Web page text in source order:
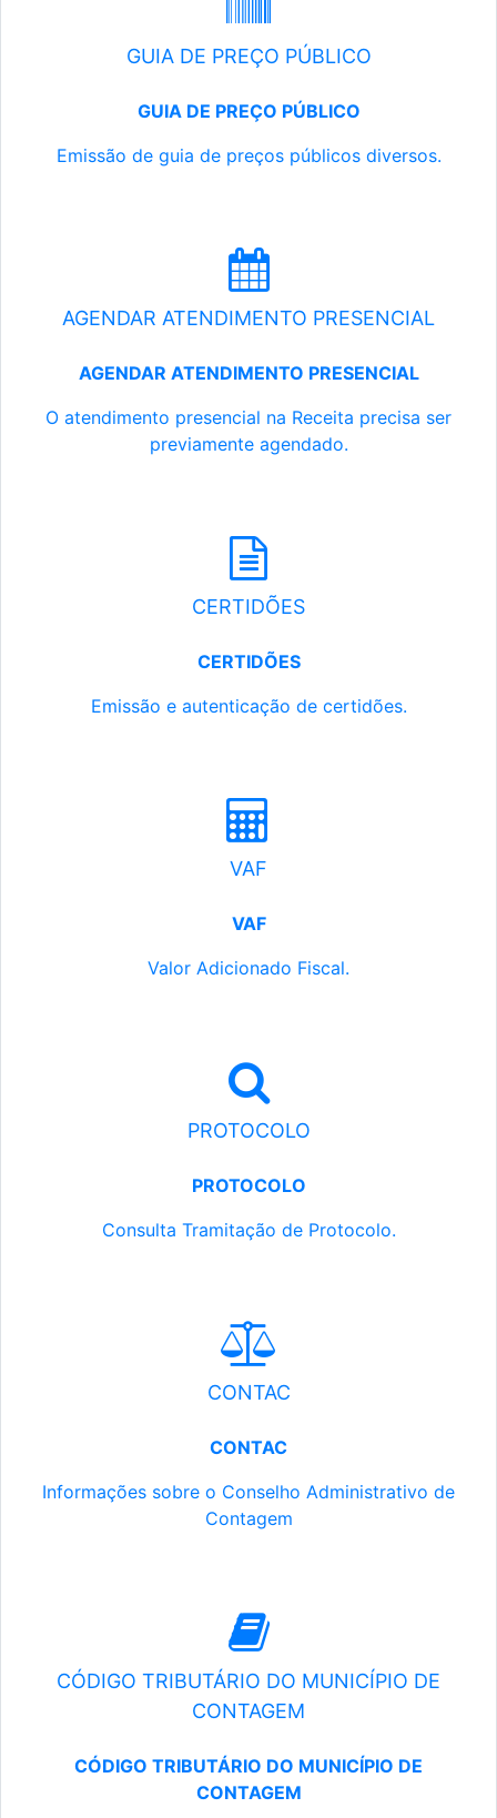
GUIA DE PREÇO PÚBLICO
GUIA DE PREÇO PÚBLICO
Emissão de guia de preços públicos diversos.
AGENDAR ATENDIMENTO PRESENCIAL
AGENDAR ATENDIMENTO PRESENCIAL
O atendimento presencial na Receita precisa ser
previamente agendado.
CERTIDÕES
CERTIDÕES
Emissão e autenticação de certidões.
VAF
VAF
Valor Adicionado Fiscal.
PROTOCOLO
PROTOCOLO
Consulta Tramitação de Protocolo.
CONTAC
CONTAC
Informações sobre o Conselho Administrativo de
Contagem
CÓDIGO TRIBUTÁRIO DO MUNICÍPIO DE
CONTAGEM
CÓDIGO TRIBUTÁRIO DO MUNICÍPIO DE
CONTAGEM